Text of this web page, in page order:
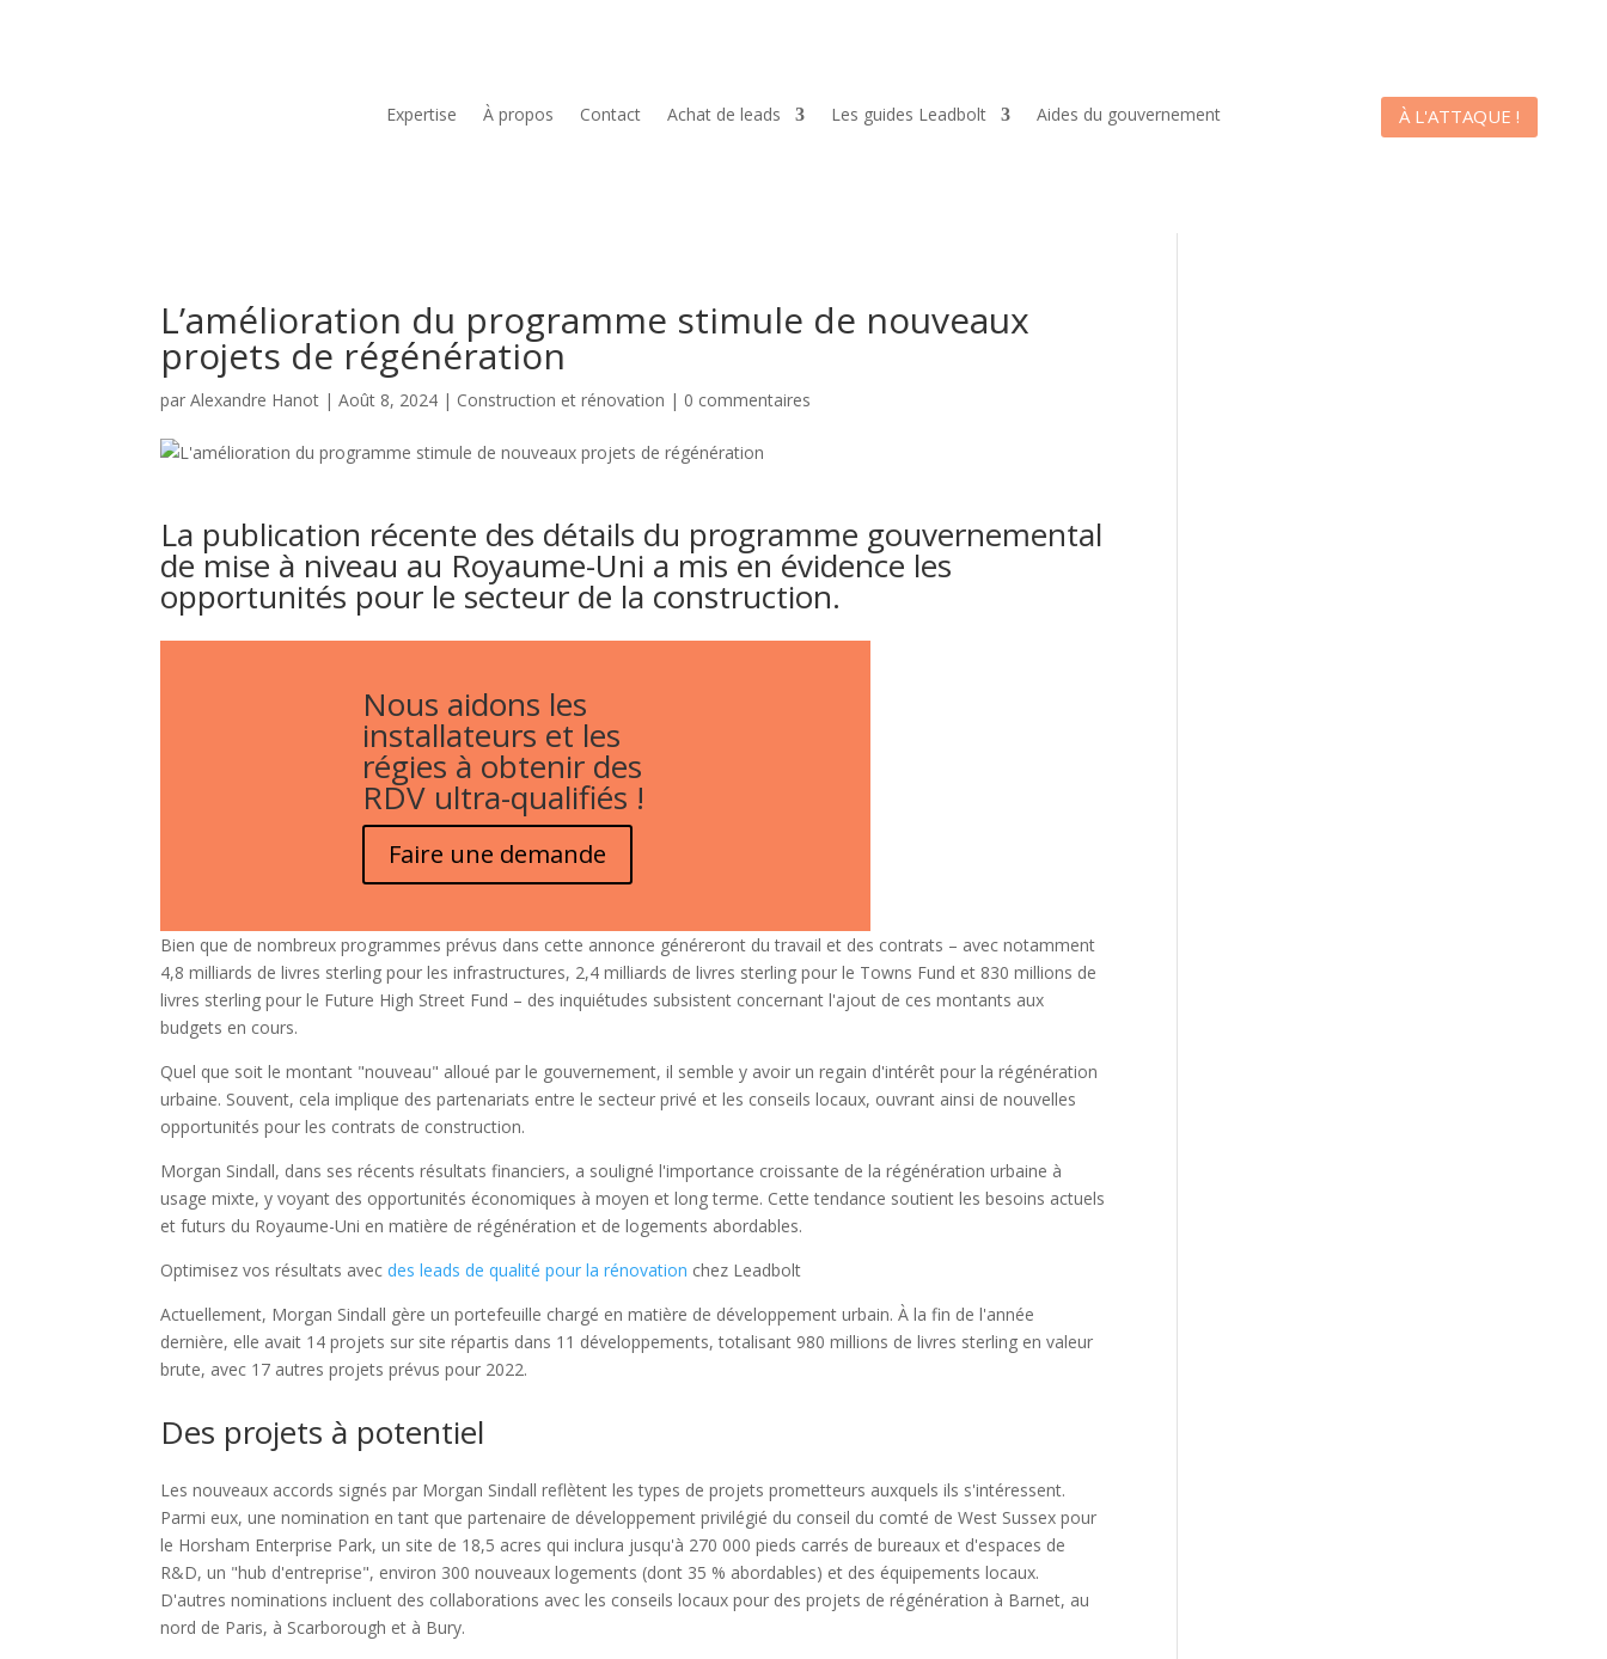
Expertise À propos Contact Achat de leads Les guides Leadbolt Aides du gouvernement À L'ATTAQUE !
L’amélioration du programme stimule de nouveaux
projets de régénération
parAlexandre Hanot |Août 8, 2024 | Construction et rénovation | 0 commentaires
La publication récente des détails du programme gouvernemental
de mise à niveau au Royaume-Uni a mis en évidence les
opportunités pour le secteur de la construction.
Nous aidons les
installateurs et les
régies à obtenir des
RDV ultra-qualifiés !
Faire une demande
Bien que de nombreux programmes prévus dans cette annonce généreront du travail et des contrats – avec notamment
4,8 milliards de livres sterling pour les infrastructures, 2,4 milliards de livres sterling pour le Towns Fund et 830 millions de
livres sterling pour le Future High Street Fund – des inquiétudes subsistent concernant l'ajout de ces montants aux
budgets en cours.
Quel que soit le montant "nouveau" alloué par le gouvernement, il semble y avoir un regain d'intérêt pour la régénération
urbaine. Souvent, cela implique des partenariats entre le secteur privé et les conseils locaux, ouvrant ainsi de nouvelles
opportunités pour les contrats de construction.
Morgan Sindall, dans ses récents résultats financiers, a souligné l'importance croissante de la régénération urbaine à
usage mixte, y voyant des opportunités économiques à moyen et long terme. Cette tendance soutient les besoins actuels
et futurs du Royaume-Uni en matière de régénération et de logements abordables.
Optimisez vos résultats avecdes leads de qualité pour la rénovation chez Leadbolt
Actuellement, Morgan Sindall gère un portefeuille chargé en matière de développement urbain. À la fin de l'année
dernière, elle avait 14 projets sur site répartis dans 11 développements, totalisant 980 millions de livres sterling en valeur
brute, avec 17 autres projets prévus pour 2022.
Des projets à potentiel
Les nouveaux accords signés par Morgan Sindall reflètent les types de projets prometteurs auxquels ils s'intéressent.
Parmi eux, une nomination en tant que partenaire de développement privilégié du conseil du comté de West Sussex pour
le Horsham Enterprise Park, un site de 18,5 acres qui inclura jusqu'à 270 000 pieds carrés de bureaux et d'espaces de
R&D, un "hub d'entreprise", environ 300 nouveaux logements (dont 35 % abordables) et des équipements locaux.
D'autres nominations incluent des collaborations avec les conseils locaux pour des projets de régénération à Barnet, au
nord de Paris, à Scarborough et à Bury.